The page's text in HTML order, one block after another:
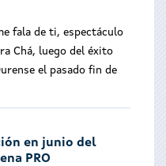
fala de ti, espectáculo
Chá, luego del éxito
el pasado fin de
en junio del
PRO